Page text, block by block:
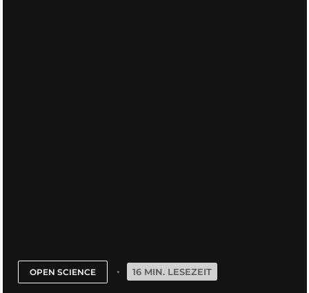
OPEN SCIENCE 16 MIN. LESEZEIT